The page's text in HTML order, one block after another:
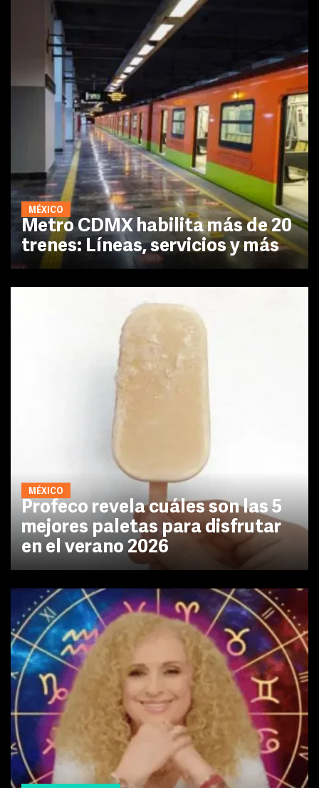
MÉXICO
Metro CDMX habilita más de 20
trenes: Líneas, servicios y más
MÉXICO
Profeco revela cuáles son las 5
mejores paletas para disfrutar
en el verano 2026